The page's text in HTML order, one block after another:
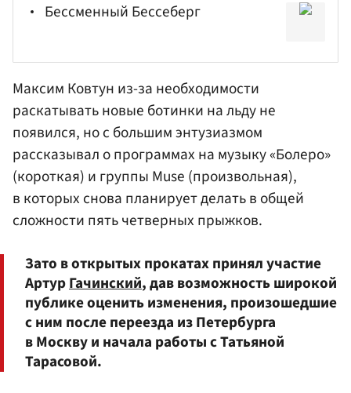
Бессменный Бессеберг
Максим Ковтун из-за необходимости
раскатывать новые ботинки на льду не
появился, но с большим энтузиазмом
рассказывал о программах на музыку «Болеро»
(короткая) и группы Muse (произвольная),
в которых снова планирует делать в общей
сложности пять четверных прыжков.
Зато в открытых прокатах принял участие
АртурГачинский, дав возможность широкой
публике оценить изменения, произошедшие
с ним после переезда из Петербурга
в Москву и начала работы с Татьяной
Тарасовой.